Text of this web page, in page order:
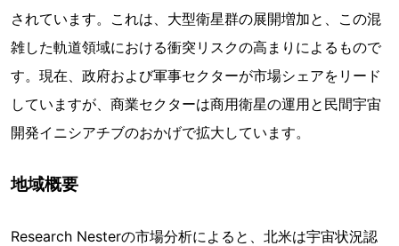
されています。これは、大型衛星群の展開増加と、この混
雑した軌道領域における衝突リスクの高まりによるもので
す。現在、政府および軍事セクターが市場シェアをリード
していますが、商業セクターは商用衛星の運用と民間宇宙
開発イニシアチブのおかげで拡大しています。
地域概要
Research Nesterの市場分析によると、北米は宇宙状況認